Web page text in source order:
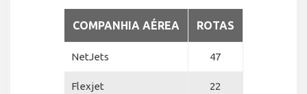
COMPANHIA AÉREA ROTAS
NetJets 47
Flexjet 22